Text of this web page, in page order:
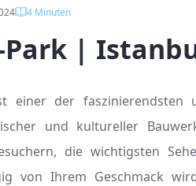
4 Minuten
|
einer der faszinierendsten
und kultureller
die wichtigsten
von Ihrem Geschmack